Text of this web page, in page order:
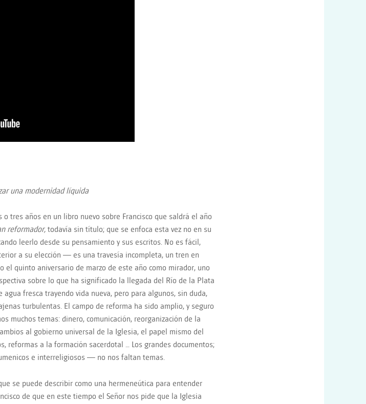
una modernidad líquida
tres años en un libro nuevo sobre Francisco que saldrá el año
reformador, todavía sin título; que se enfoca esta vez no en su
leerlo desde su pensamiento y sus escritos. No es fácil,
a su elección — es una travesía incompleta, un tren en
el quinto aniversario de marzo de este año como mirador, uno
sobre lo que ha significado la llegada del Río de la Plata
agua fresca trayendo vida nueva, pero para algunos, sin duda,
turbulentas. El campo de reforma ha sido amplio, y seguro
muchos temas: dinero, comunicación, reorganización de la
al gobierno universal de la Iglesia, el papel mismo del
reformas a la formación sacerdotal … Los grandes documentos;
e interreligiosos — no nos faltan temas.
se puede describir como una hermeneútica para entender
de que en este tiempo el Señor nos pide que la Iglesia